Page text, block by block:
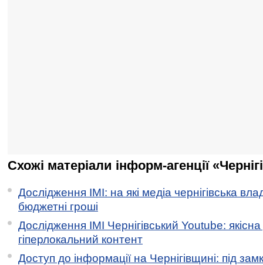
Схожі матеріали інформ-агенції
Дослідження ІМІ: на які медіа чернігівська
бюджетні гроші
Дослідження ІМІ Чернігівський Youtube:
гіперлокальний контент
Доступ до інформації на Чернігівщині: під